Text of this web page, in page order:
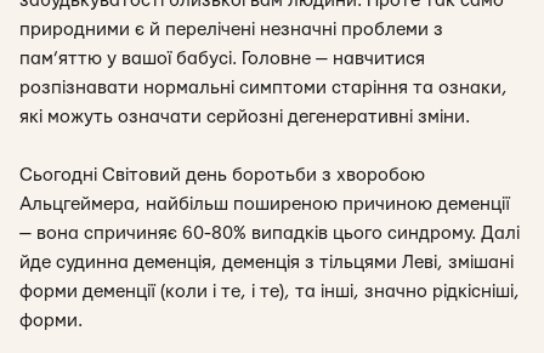
природними є й перелічені незначні проблеми з
пам’яттю у вашої бабусі. Головне — навчитися
розпізнавати нормальні симптоми старіння та ознаки,
які можуть означати серйозні дегенеративні зміни.
Сьогодні Світовий день боротьби з хворобою
Альцгеймера, найбільш поширеною причиною деменції
— вона спричиняє 60-80% випадків цього синдрому. Далі
йде судинна деменція, деменція з тільцями Леві, змішані
форми деменції (коли і те, і те), та інші, значно рідкісніші,
форми.